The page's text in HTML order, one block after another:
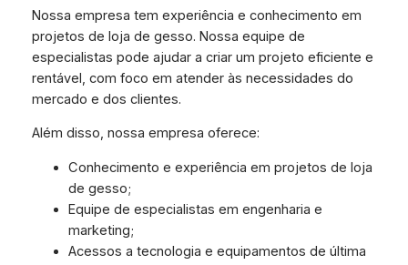
Nossa empresa tem experiência e conhecimento em
projetos de loja de gesso. Nossa equipe de
especialistas pode ajudar a criar um projeto eficiente e
rentável, com foco em atender às necessidades do
mercado e dos clientes.
Além disso, nossa empresa oferece:
Conhecimento e experiência em projetos de loja
de gesso;
Equipe de especialistas em engenharia e
marketing;
Acessos a tecnologia e equipamentos de última